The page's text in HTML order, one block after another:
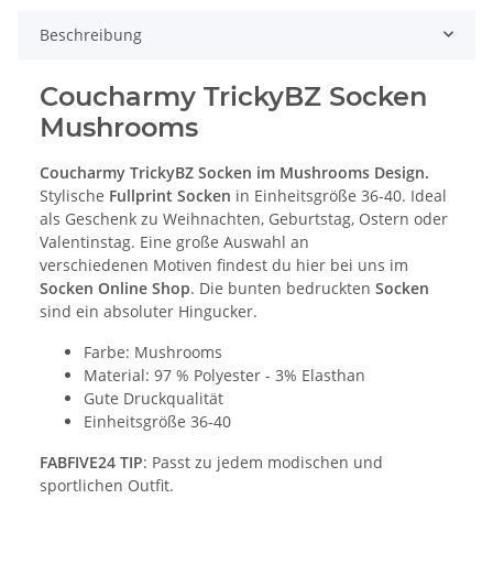
Beschreibung
Coucharmy TrickyBZ Socken
Mushrooms
Coucharmy TrickyBZ Socken im Mushrooms Design.
Stylische Fullprint Socken in Einheitsgröße 36-40. Ideal
als Geschenk zu Weihnachten, Geburtstag, Ostern oder
Valentinstag. Eine große Auswahl an
verschiedenen Motiven findest du hier bei uns im
Socken Online Shop. Die bunten bedruckten Socken
sind ein absoluter Hingucker.
Farbe: Mushrooms
Material: 97 % Polyester - 3% Elasthan
Gute Druckqualität
Einheitsgröße 36-40
FABFIVE24 TIP: Passt zu jedem modischen und
sportlichen Outfit.